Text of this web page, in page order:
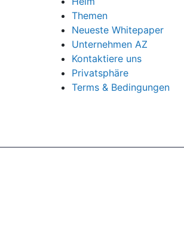
Themen
Neueste Whitepaper
Unternehmen AZ
Kontaktiere uns
Privatsphäre
Terms & Bedingungen